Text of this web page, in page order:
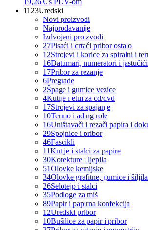
19,26 € s PDV-om
1123Uredski
Novi proizvodi
Najprodavanije
Izdvojeni proizvodi
27Pisaći i crtaći pribor ostalo
12Strojevi i korice za spiralni i
16Datumari, numeratori i jastučići
17Pribor za rezanje
6Pregrade
2Špage i gumice vezice
4Kutije i etui za cd/dvd
17Strojevi za spajanje
10Termo i ading role
16Uništavači i rezači papira i
29Spojnice i pribor
46Fascikli
11Kutije i stalci za papire
30Korekture i ljepila
51Olovke kemijske
34Olovke grafitne, gumice i šiljila
26Selotejp i stalci
35Podloge za miš
89Papir i papirna konfekcija
12Uredski pribor
10Bušilice za papir i pribor